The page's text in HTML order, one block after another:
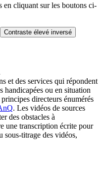
en cliquant sur les boutons ci-
Contraste élevé inversé
et des services qui répondent
handicapées ou en situation
directeurs énumérés
. Les vidéos de sources
des obstacles à
une transcription écrite pour
sous-titrage des vidéos,